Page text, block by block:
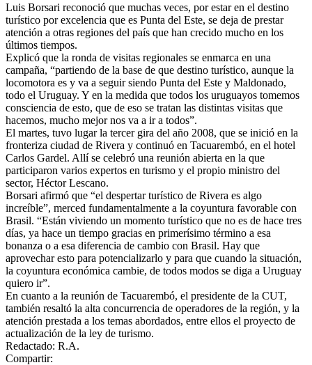
Luis Borsari reconoció que muchas veces, por estar en el destino
turístico por excelencia que es Punta del Este, se deja de prestar
atención a otras regiones del país que han crecido mucho en los
últimos tiempos.
Explicó que la ronda de visitas regionales se enmarca en una
campaña, “partiendo de la base de que destino turístico, aunque la
locomotora es y va a seguir siendo Punta del Este y Maldonado,
todo el Uruguay. Y en la medida que todos los uruguayos tomemos
consciencia de esto, que de eso se tratan las distintas visitas que
hacemos, mucho mejor nos va a ir a todos”.
El martes, tuvo lugar la tercer gira del año 2008, que se inició en la
fronteriza ciudad de Rivera y continuó en Tacuarembó, en el hotel
Carlos Gardel. Allí se celebró una reunión abierta en la que
participaron varios expertos en turismo y el propio ministro del
sector, Héctor Lescano.
Borsari afirmó que “el despertar turístico de Rivera es algo
increíble”, merced fundamentalmente a la coyuntura favorable con
Brasil. “Están viviendo un momento turístico que no es de hace tres
días, ya hace un tiempo gracias en primerísimo término a esa
bonanza o a esa diferencia de cambio con Brasil. Hay que
aprovechar esto para potencializarlo y para que cuando la situación,
la coyuntura económica cambie, de todos modos se diga a Uruguay
quiero ir”.
En cuanto a la reunión de Tacuarembó, el presidente de la CUT,
también resaltó la alta concurrencia de operadores de la región, y la
atención prestada a los temas abordados, entre ellos el proyecto de
actualización de la ley de turismo.
Redactado: R.A.
Compartir: